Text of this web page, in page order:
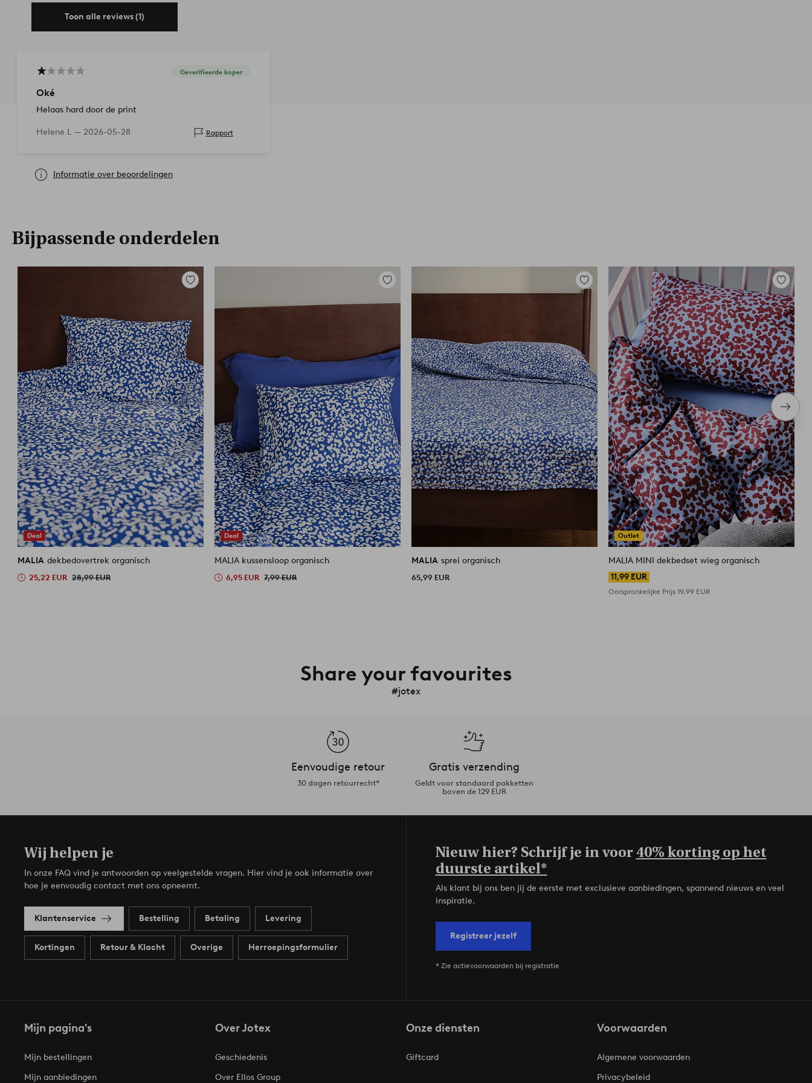
Toon alle reviews (1)
Geverifieerde koper
Oké
Helaas hard door de print
Helene L — 2026-05-28 Rapport
Informatie over beoordelingen
Bijpassende onderdelen
Deal
Toevoegen
MALIA dekbedovertrek organisch
25,22 EUR 28,99 EUR
Deal
Toevoegen
favorieten
MALIA kussensloop organisch
6,95 EUR 7,99 EUR
Toevoegen
aan
favorieten
MALIA sprei organisch
65,99 EUR
Outlet
aan
MALIA MINI dekbedset wieg organisch
11,99 EUR
Oorspronkelijke Prijs19,99 EUR
item
Share your favourites
#jotex
Eenvoudige retour
30 dagen retourrecht*
Gratis verzending
Geldt voor standaard pakketten
boven de 129 EUR
Wij helpen je
In onze FAQ vind je antwoorden op veelgestelde vragen. Hier vind je ook informatie over
hoe je eenvoudig contact met ons opneemt.
Klantenservice Bestelling Betaling Levering
Kortingen Retour & Klacht Overige Herroepingsformulier
Nieuw hier? Schrijf je in voor40% korting op het
duurste artikel*
Als klant bij ons ben jij de eerste met exclusieve aanbiedingen, spannend nieuws en veel
inspiratie.
Registreer jezelf
* Zie actievoorwaarden bij registratie
Mijn pagina's
Mijn bestellingen
Mijn aanbiedingen
Over Jotex
Geschiedenis
Over Ellos Group
Onze diensten
Giftcard
Voorwaarden
Algemene voorwaarden
Privacybeleid